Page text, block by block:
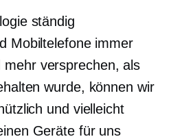
ständig
Mobiltelefone immer
mehr versprechen, als
wurde, können wir
und vielleicht
Geräte für uns